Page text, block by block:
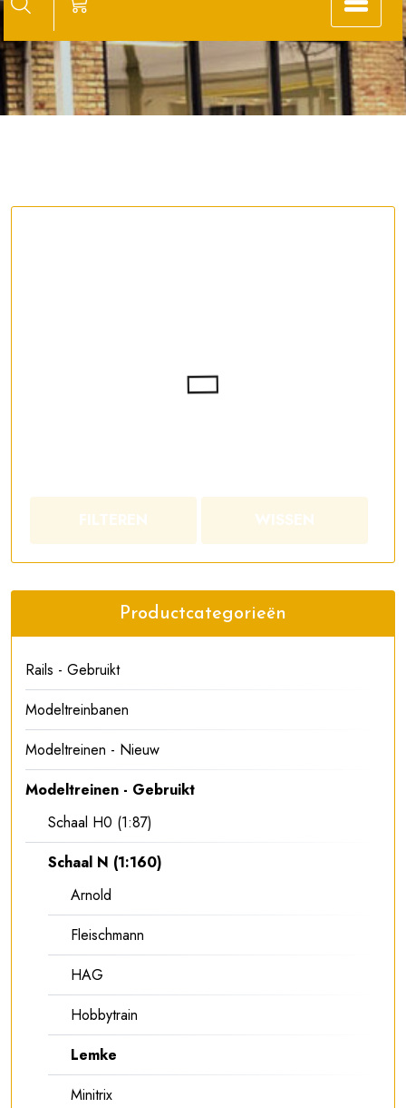
FILTEREN WISSEN
Productcategorieën
Rails - Gebruikt
Modeltreinbanen
Modeltreinen - Nieuw
Modeltreinen - Gebruikt
Schaal H0 (1:87)
Schaal N (1:160)
Arnold
Fleischmann
HAG
Hobbytrain
Lemke
Minitrix